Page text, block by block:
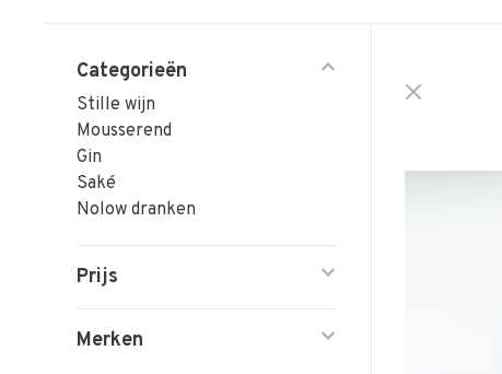
Categorieën
Stille wijn
Mousserend
Gin
Saké
Nolow dranken
Prijs
Merken